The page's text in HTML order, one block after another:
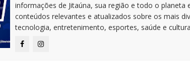
informações de Jitaúna, sua região e todo o planeta
conteúdos relevantes e atualizados sobre os mais
tecnologia, entretenimento, esportes, saúde e